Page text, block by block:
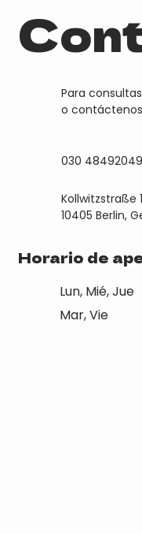
Para
o
030 48492049
Kollwitzstraße
10405 Berlin,
Horario de
Lun, Mié, Jue
Mar, Vie